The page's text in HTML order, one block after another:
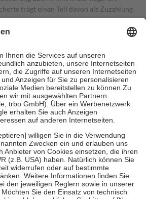
trägt einen Teil davon als Zuzahlung
Zuzahlungen in Höhe von zehn
sind jedoch nie mehr als die tatsächlichen
auch für Online-Apotheken.
Krankenpflege beträgt die
der Kosten sowie zehn Euro je
Versicherten für ihre eigene Gesundheit zu
Stellung der Familie zu unterstützen,
an bei:
bis zum vollendeten 18. Lebensjahr
und Früherkennung, die von der